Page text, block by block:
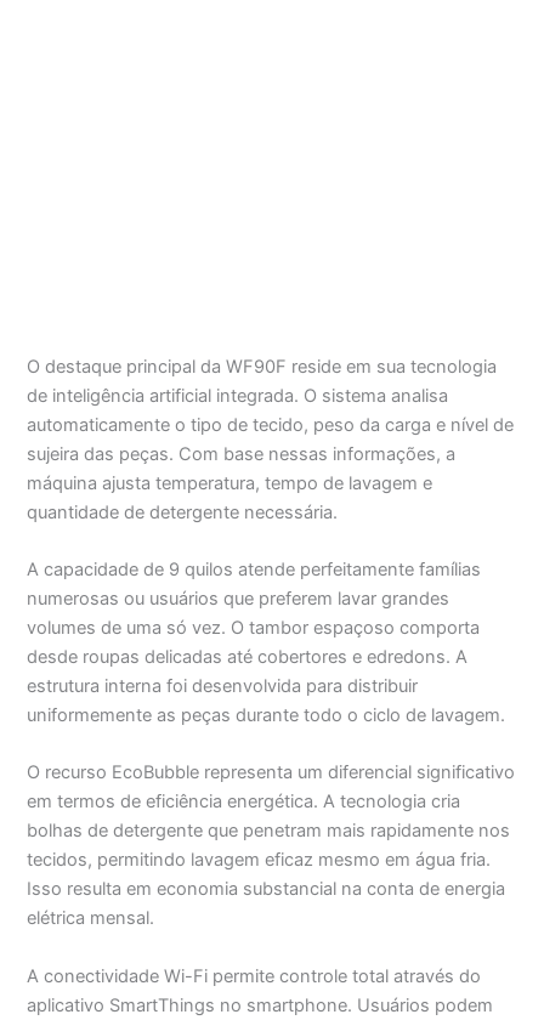
O destaque principal da WF90F reside em sua tecnologia
de inteligência artificial integrada. O sistema analisa
automaticamente o tipo de tecido, peso da carga e nível de
sujeira das peças. Com base nessas informações, a
máquina ajusta temperatura, tempo de lavagem e
quantidade de detergente necessária.
A capacidade de 9 quilos atende perfeitamente famílias
numerosas ou usuários que preferem lavar grandes
volumes de uma só vez. O tambor espaçoso comporta
desde roupas delicadas até cobertores e edredons. A
estrutura interna foi desenvolvida para distribuir
uniformemente as peças durante todo o ciclo de lavagem.
O recurso EcoBubble representa um diferencial significativo
em termos de eficiência energética. A tecnologia cria
bolhas de detergente que penetram mais rapidamente nos
tecidos, permitindo lavagem eficaz mesmo em água fria.
Isso resulta em economia substancial na conta de energia
elétrica mensal.
A conectividade Wi-Fi permite controle total através do
aplicativo SmartThings no smartphone. Usuários podem